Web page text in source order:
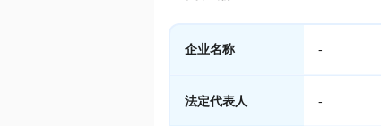
企业名称 -
法定代表人 -